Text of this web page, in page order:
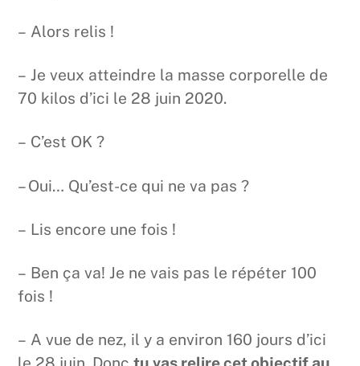
– Alors relis !
– Je veux atteindre la masse corporelle de
70 kilos d’ici le 28 juin 2020.
– C’est OK ?
– Oui… Qu’est-ce qui ne va pas ?
– Lis encore une fois !
– Ben ça va! Je ne vais pas le répéter 100
fois !
– A vue de nez, il y a environ 160 jours d’ici